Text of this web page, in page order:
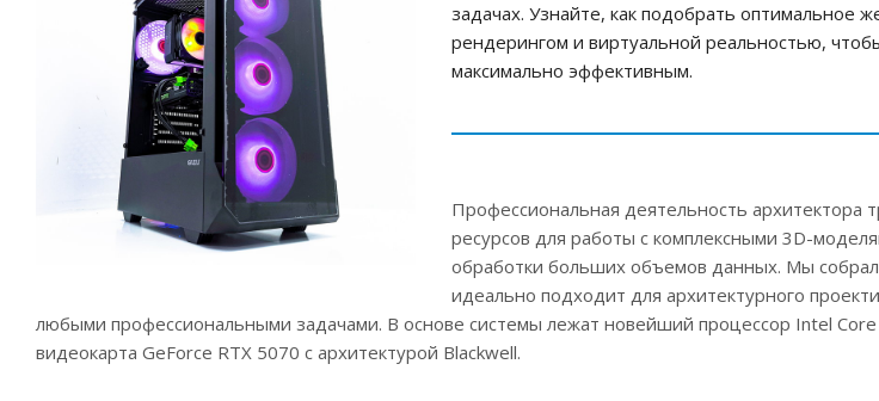
задачах. Узнайте, как подобрать оптимальное
рендерингом и виртуальной реальностью,
максимально эффективным.
Профессиональная деятельность
ресурсов для работы с комплексными 3D-
обработки больших объемов данных. Мы
идеально подходит для архитектурного
любыми профессиональными задачами. В основе системы лежат новейший процессор Intel
видеокарта GeForce RTX 5070 с архитектурой Blackwell.